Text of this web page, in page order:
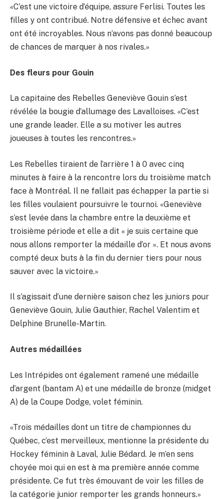
«C’est une victoire d’équipe, assure Ferlisi. Toutes les
filles y ont contribué. Notre défensive et échec avant
ont été incroyables. Nous n’avons pas donné beaucoup
de chances de marquer à nos rivales.»
Des fleurs pour Gouin
La capitaine des Rebelles Geneviève Gouin s’est
révélée la bougie d’allumage des Lavalloises. «C’est
une grande leader. Elle a su motiver les autres
joueuses à toutes les rencontres.»
Les Rebelles tiraient de l’arrière 1 à 0 avec cinq
minutes à faire à la rencontre lors du troisième match
face à Montréal. Il ne fallait pas échapper la partie si
les filles voulaient poursuivre le tournoi. «Geneviève
s’est levée dans la chambre entre la deuxième et
troisième période et elle a dit « je suis certaine que
nous allons remporter la médaille d’or ». Et nous avons
compté deux buts à la fin du dernier tiers pour nous
sauver avec la victoire.»
Il s’agissait d’une dernière saison chez les juniors pour
Geneviève Gouin, Julie Gauthier, Rachel Valentim et
Delphine Brunelle-Martin.
Autres médaillées
Les Intrépides ont également ramené une médaille
d’argent (bantam A) et une médaille de bronze (midget
A) de la Coupe Dodge, volet féminin.
«Trois médailles dont un titre de championnes du
Québec, c’est merveilleux, mentionne la présidente du
Hockey féminin à Laval, Julie Bédard. Je m’en sens
choyée moi qui en est à ma première année comme
présidente. Ce fut très émouvant de voir les filles de
la catégorie junior remporter les grands honneurs.»